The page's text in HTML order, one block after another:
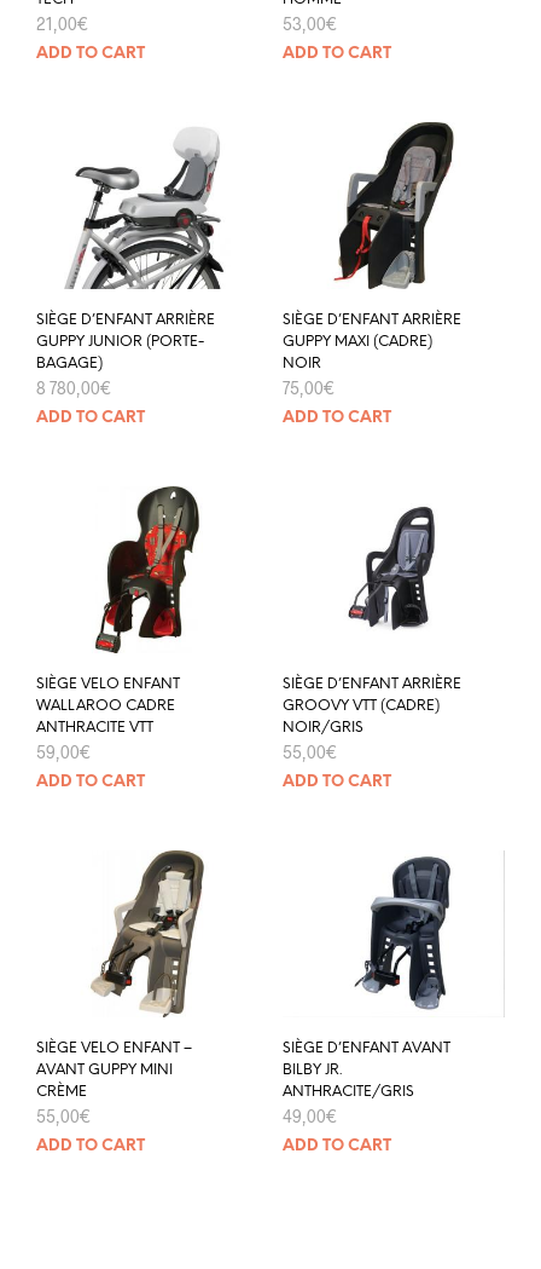
21,00€
ADD TO CART
53,00€
ADD TO CART
SIÈGE D’ENFANT ARRIÈRE
GUPPY JUNIOR (PORTE-
BAGAGE)
8 780,00€
ADD TO CART
SIÈGE D’ENFANT ARRIÈRE
GUPPY MAXI (CADRE)
NOIR
75,00€
ADD TO CART
SIÈGE VELO ENFANT
WALLAROO CADRE
ANTHRACITE VTT
59,00€
ADD TO CART
SIÈGE D’ENFANT ARRIÈRE
GROOVY VTT (CADRE)
NOIR/GRIS
55,00€
ADD TO CART
SIÈGE VELO ENFANT –
AVANT GUPPY MINI
CRÈME
55,00€
ADD TO CART
SIÈGE D’ENFANT AVANT
BILBY JR.
ANTHRACITE/GRIS
49,00€
ADD TO CART